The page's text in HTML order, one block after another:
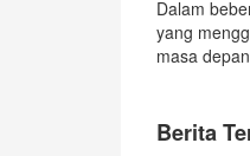
Dalam
yang
masa
Berita